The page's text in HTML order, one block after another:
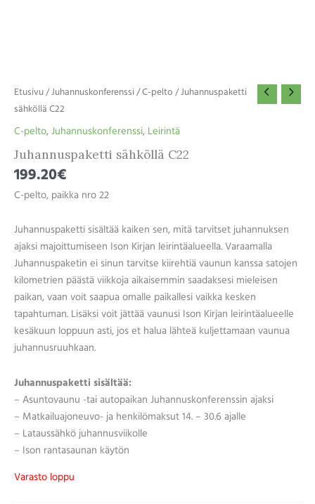
Etusivu /Juhannuskonferenssi /C-pelto / Juhannuspaketti
sähköllä C22
C-pelto, Juhannuskonferenssi, Leirintä
Juhannuspaketti sähköllä C22
199.20€
C-pelto, paikka nro 22
Juhannuspaketti sisältää kaiken sen, mitä tarvitset juhannuksen
ajaksi majoittumiseen Ison Kirjan leirintäalueella. Varaamalla
Juhannuspaketin ei sinun tarvitse kiirehtiä vaunun kanssa satojen
kilometrien päästä viikkoja aikaisemmin saadaksesi mieleisen
paikan, vaan voit saapua omalle paikallesi vaikka kesken
tapahtuman. Lisäksi voit jättää vaunusi Ison Kirjan leirintäalueelle
kesäkuun loppuun asti, jos et halua lähteä kuljettamaan vaunua
juhannusruuhkaan.
Juhannuspaketti sisältää:
– Asuntovaunu -tai autopaikan Juhannuskonferenssin ajaksi
– Matkailuajoneuvo- ja henkilömaksut 14. – 30.6 ajalle
– Lataussähkö juhannusviikolle
– Ison rantasaunan käytön
Varasto loppu